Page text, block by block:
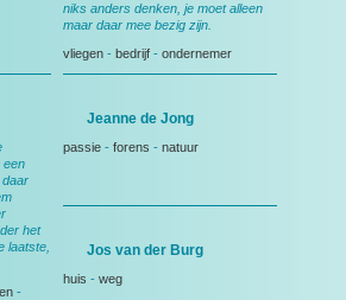
niks anders denken, je moet alleen
maar daar mee bezig zijn.
vliegen - bedrijf - ondernemer
een
daar
het
laatste,
-
Jeanne de Jong
passie - forens - natuur
Jos van der Burg
huis - weg